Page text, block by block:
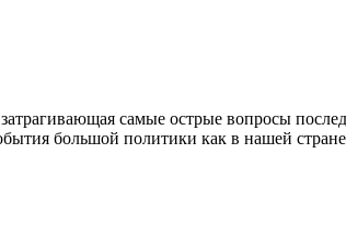
самые острые вопросы
большой политики как в нашей